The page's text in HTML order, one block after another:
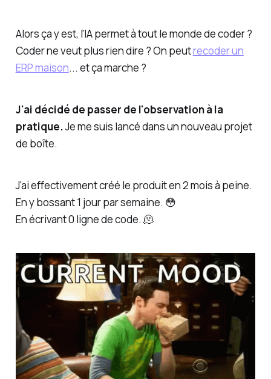
Alors ça y est, l'IA permet à tout le monde de coder ?
Coder ne veut plus rien dire ? On peutrecoder un
ERP maison... et ça marche ?
J'ai décidé de passer de l'observation à la
pratique.Je me suis lancé dans un nouveau projet
de boîte.
J'ai effectivement créé le produit en 2 mois à peine.
En y bossant 1 jour par semaine. 😳
En écrivant 0 ligne de code. 🫠